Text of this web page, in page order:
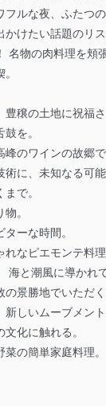
な夜、ふたつの
たい話題のリス
物の肉料理を頬張
穣の土地に祝福さ
を。
のワインの故郷で
に、未知なる可能
で。
。
ーな時間。
なピエモンテ料理
と潮風に導かれ
景勝地でいただく
しいムーブメント
化に触れる。
の簡単家庭料理。